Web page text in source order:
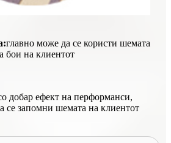
главно може да се користи шемата
бои на клиентот
добар ефект на перформанси,
се запомни шемата на клиентот